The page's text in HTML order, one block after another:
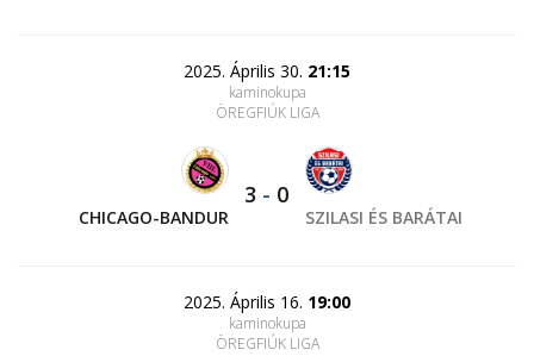
2025. Április 30. 21:15
kaminokupa
ÖREGFIÚK LIGA
CHICAGO-BANDUR
3 - 0
SZILASI ÉS BARÁTAI
2025. Április 16. 19:00
kaminokupa
ÖREGFIÚK LIGA